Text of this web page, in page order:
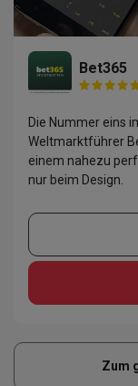
Bet365
Die Nummer eins
Weltmarktführer
einem nahezu
nur beim Design.
Zum